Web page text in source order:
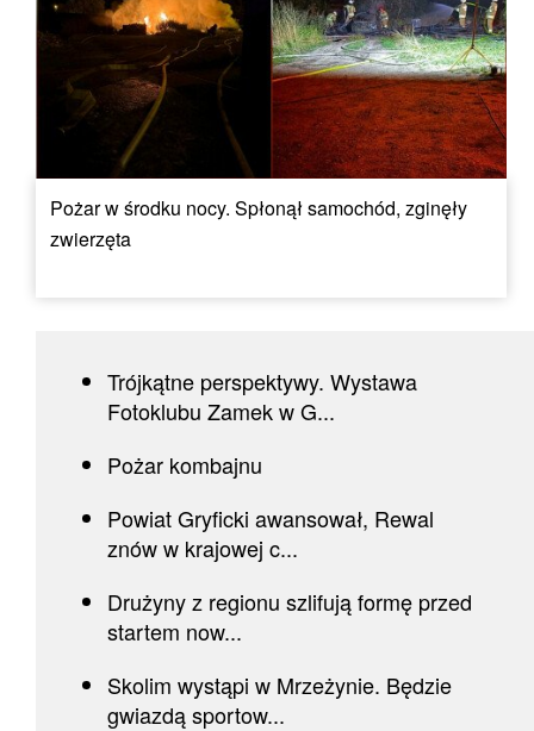
Pożar w środku nocy. Spłonął samochód, zginęły
zwierzęta
Trójkątne perspektywy. Wystawa
Fotoklubu Zamek w G...
Pożar kombajnu
Powiat Gryficki awansował, Rewal
znów w krajowej c...
Drużyny z regionu szlifują formę przed
startem now...
Skolim wystąpi w Mrzeżynie. Będzie
gwiazdą sportow...